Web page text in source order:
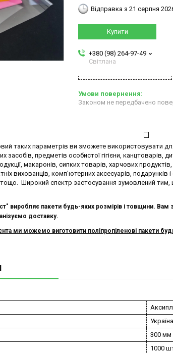
Відправка з 21 серпня
Купити
+380 (98) 264-97-49
Світлана
Законом не передбачено
таких параметрів ви зможете використовувати для
засобів, предметів особистої гігієни, канцтоварів,
макаронів, сипких товарів, харчових
вихованців, комп'ютерних аксесуарів, подарунків
Широкий спектр застосування зумовлений тим,
виробляє пакети будь-яких розмірів і товщини. Вам
доставку.
ми можемо виготовити поліпропіленові пакети
Україна
300 мм
1000